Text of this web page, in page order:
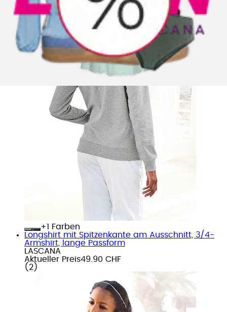
+
Farben
Longshirt mit Spitzenkante am Ausschnitt, 3/4-
Armshirt, lange Passform
LASCANA
Aktueller Preis49.90 CHF
( 2 )